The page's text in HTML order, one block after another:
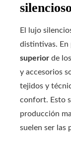
silencioso
El lujo
distintivas. En
superior de
y accesorios
tejidos y
confort. Esto
producción
suelen ser las